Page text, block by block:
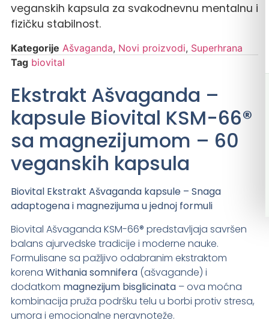
veganskih kapsula za svakodnevnu mentalnu i
fizičku stabilnost.
Kategorije Ašvaganda, Novi proizvodi, Superhrana
Tag biovital
Ekstrakt Ašvaganda –
kapsule Biovital KSM-66®
sa magnezijumom – 60
veganskih kapsula
Biovital Ekstrakt Ašvaganda kapsule – Snaga
adaptogena i magnezijuma u jednoj formuli
Biovital Ašvaganda KSM-66® predstavljaja savršen
balans ajurvedske tradicije i moderne nauke.
Formulisane sa pažljivo odabranim ekstraktom
korena Withania somnifera(ašvagande) i
dodatkom magnezijum bisglicinata– ova moćna
kombinacija pruža podršku telu u borbi protiv stresa,
umora i emocionalne neravnoteže.